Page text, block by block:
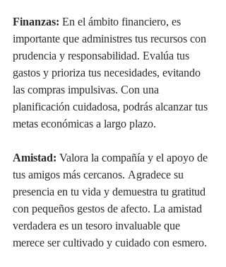
Finanzas: En el ámbito financiero, es
importante que administres tus recursos con
prudencia y responsabilidad. Evalúa tus
gastos y prioriza tus necesidades, evitando
las compras impulsivas. Con una
planificación cuidadosa, podrás alcanzar tus
metas económicas a largo plazo.
Amistad: Valora la compañía y el apoyo de
tus amigos más cercanos. Agradece su
presencia en tu vida y demuestra tu gratitud
con pequeños gestos de afecto. La amistad
verdadera es un tesoro invaluable que
merece ser cultivado y cuidado con esmero.